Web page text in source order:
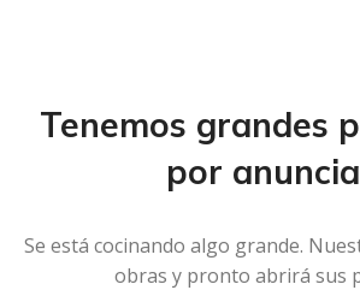
Tenemos grandes
por
Se está cocinando algo grande.
obras y pronto abrirá sus